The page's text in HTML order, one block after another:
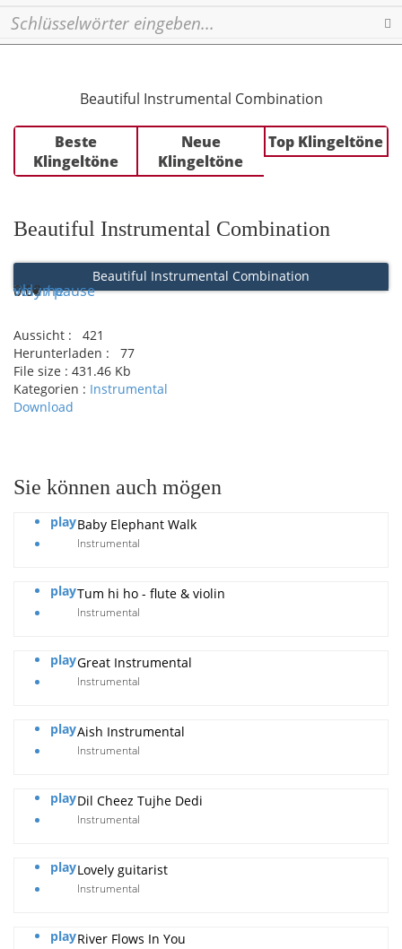
Beautiful Instrumental Combination
Beste
Klingeltöne
Neue
Klingeltöne
Top Klingeltöne
Beautiful Instrumental Combination
Beautiful Instrumental Combination
Play / pause
0:00
0:00
volume
Aussicht :
421
Herunterladen :
77
File size : 431.46 Kb
Kategorien : Instrumental
Download
Sie können auch mögen
playBaby Elephant Walk
Instrumental
playTum hi ho - flute & violin
Instrumental
playGreat Instrumental
Instrumental
playAish Instrumental
Instrumental
playDil Cheez Tujhe Dedi
Instrumental
playLovely guitarist
Instrumental
playRiver Flows In You